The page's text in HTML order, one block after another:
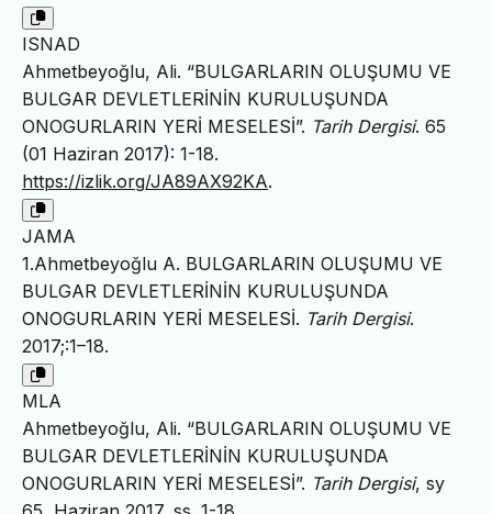
ISNAD
Ahmetbeyoğlu, Ali. “BULGARLARIN OLUŞUMU VE
BULGAR DEVLETLERİNİN KURULUŞUNDA
ONOGURLARIN YERİ MESELESİ”. Tarih Dergisi. 65
(01 Haziran 2017): 1-18.
https://izlik.org/JA89AX92KA.
JAMA
1.Ahmetbeyoğlu A. BULGARLARIN OLUŞUMU VE
BULGAR DEVLETLERİNİN KURULUŞUNDA
ONOGURLARIN YERİ MESELESİ. Tarih Dergisi.
2017;:1–18.
MLA
Ahmetbeyoğlu, Ali. “BULGARLARIN OLUŞUMU VE
BULGAR DEVLETLERİNİN KURULUŞUNDA
ONOGURLARIN YERİ MESELESİ”. Tarih Dergisi, sy